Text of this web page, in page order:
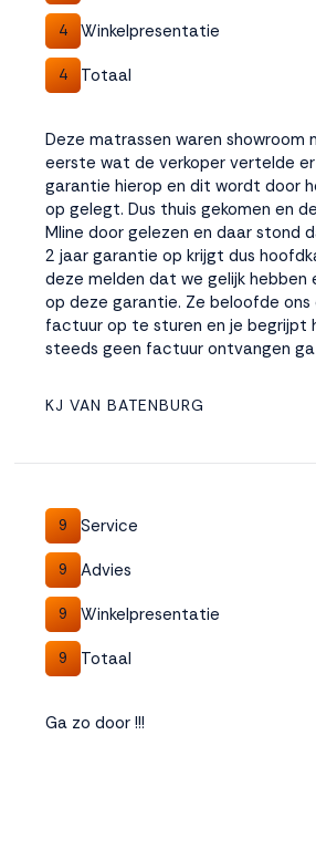
4 Winkelpresentatie
4 Totaal
Deze matrassen waren showroom
eerste wat de verkoper vertelde
garantie hierop en dit wordt door
op gelegt. Dus thuis gekomen en
Mline door gelezen en daar stond
2 jaar garantie op krijgt dus
deze melden dat we gelijk hebben
op deze garantie. Ze beloofde ons
factuur op te sturen en je begrijpt
steeds geen factuur ontvangen ga
KJ VAN BATENBURG
9 Service
9 Advies
9 Winkelpresentatie
9 Totaal
Ga zo door !!!